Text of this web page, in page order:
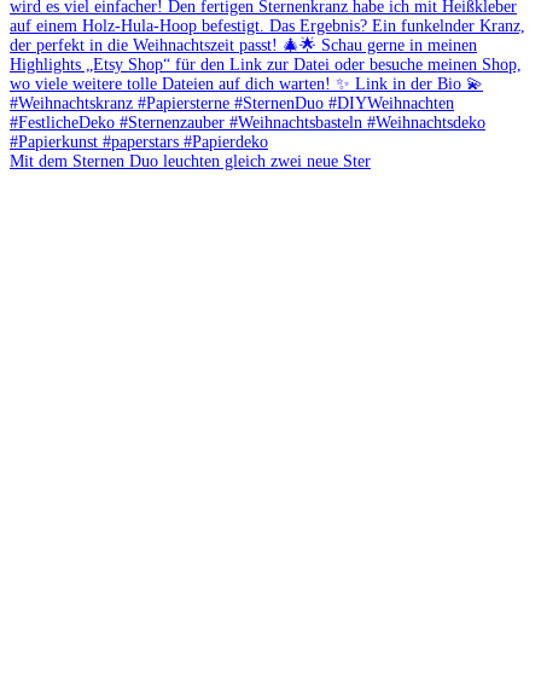
Mit dem Sternen Duo leuchten gleich zwei neue Ster